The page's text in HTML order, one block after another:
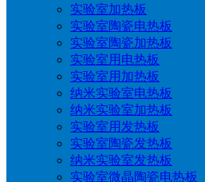
实验室加热板
实验室陶瓷电热板
实验室陶瓷加热板
实验室用电热板
实验室用加热板
纳米实验室电热板
纳米实验室加热板
实验室用发热板
实验室陶瓷发热板
纳米实验室发热板
实验室微晶陶瓷电热板